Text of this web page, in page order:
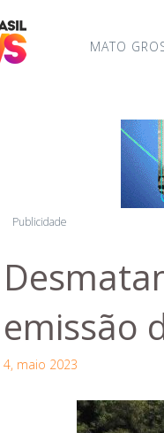
MATO
Publicidade
emissão
4, maio 2023